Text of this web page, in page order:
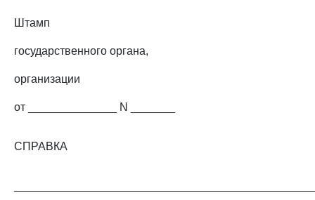
Штамп
государственного органа,
организации
от ______________ N _______
СПРАВКА